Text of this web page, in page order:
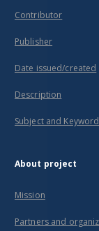
Contributor
Publisher
Date issued/created
Description
Subject and
About project
Mission
Partners and